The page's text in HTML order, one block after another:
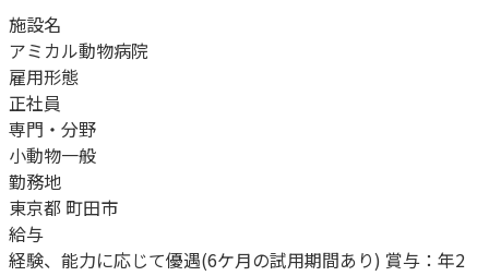
施設名
アミカル動物病院
雇用形態
正社員
専門・分野
小動物一般
勤務地
東京都 町田市
給与
経験、能力に応じて優遇(6ケ月の試用期間あり) 賞与：年2